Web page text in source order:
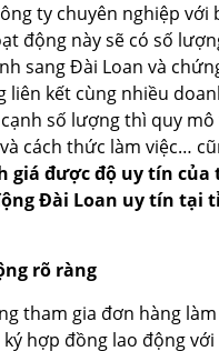
ty chuyên nghiệp với
động này sẽ có số
sang Đài Loan và
liên kết cùng nhiều
số lượng thì quy
cách thức làm việc…
giá được độ uy tín của
Đài Loan uy tín tại
rõ ràng
tham gia đơn hàng
ký hợp đồng lao động